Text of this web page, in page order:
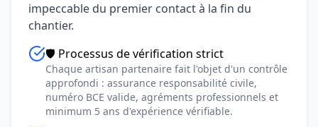
impeccable du premier contact à la fin du
chantier.
🛡️ Processus de vérification strict
Chaque artisan partenaire fait l'objet d'un contrôle
approfondi : assurance responsabilité civile,
numéro BCE valide, agréments professionnels et
minimum 5 ans d'expérience vérifiable.